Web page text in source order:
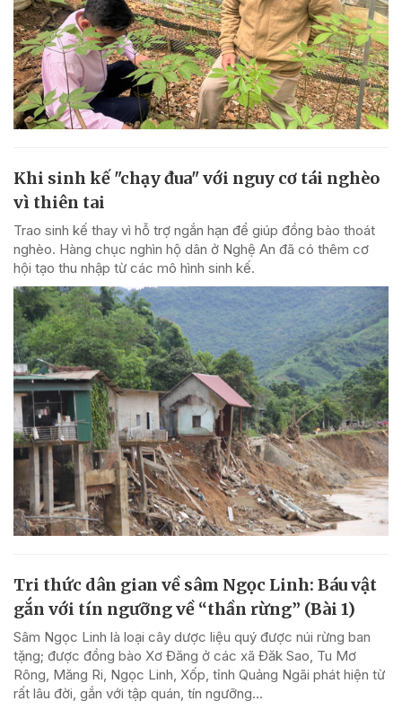
Khi sinh kế "chạy đua" với nguy cơ tái nghèo
vì thiên tai
Trao sinh kế thay vì hỗ trợ ngắn hạn để giúp đồng bào thoát
nghèo. Hàng chục nghìn hộ dân ở Nghệ An đã có thêm cơ
hội tạo thu nhập từ các mô hình sinh kế.
Tri thức dân gian về sâm Ngọc Linh: Báu vật
gắn với tín ngưỡng về “thần rừng” (Bài 1)
Sâm Ngọc Linh là loại cây dược liệu quý được núi rừng ban
tặng; được đồng bào Xơ Đăng ở các xã Đăk Sao, Tu Mơ
Rông, Măng Ri, Ngọc Linh, Xốp, tỉnh Quảng Ngãi phát hiện từ
rất lâu đời, gắn với tập quán, tín ngưỡng...